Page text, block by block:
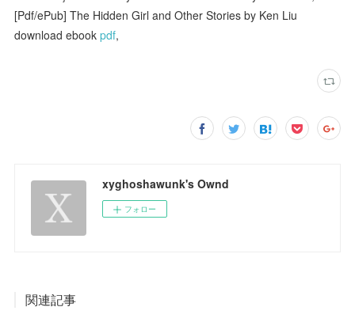
[Pdf/ePub] The Hidden Girl and Other Stories by Ken Liu
download ebookpdf,
xyghoshawunk's Ownd
フォロー
関連記事